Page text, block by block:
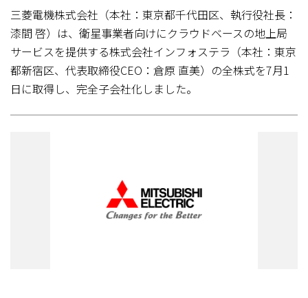
三菱電機株式会社（本社：東京都千代田区、執行役社長：
漆間 啓）は、衛星事業者向けにクラウドベースの地上局
サービスを提供する株式会社インフォステラ（本社：東京
都新宿区、代表取締役CEO：倉原 直美）の全株式を7月1
日に取得し、完全子会社化しました。